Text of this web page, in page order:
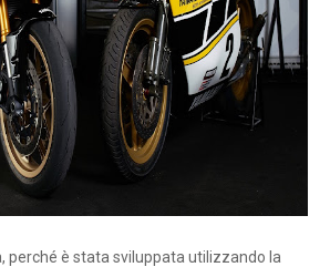
perché è stata sviluppata utilizzando la